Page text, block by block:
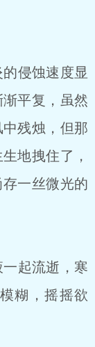
侵蚀速度显
平复，虽然
残烛，但那
地拽住了，
一丝微光的
起流逝，寒
糊，摇摇欲